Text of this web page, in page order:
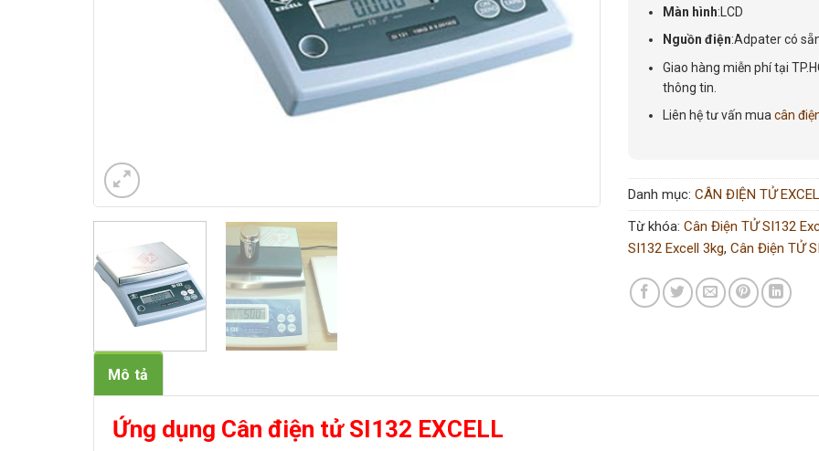
Màn hình:LCD
Nguồn điện:Adpater có
Giao hàng miễn phí tại
thông tin.
Liên hệ tư vấn muacân
Danh mục: CÂN ĐIỆN TỬ
Từ khóa: Cân Điện TỬ SI132
SI132 Excell 3kg, Cân Điện TỬ
Mô tả
Ứng dụng Cân điện tử SI132 EXCELL